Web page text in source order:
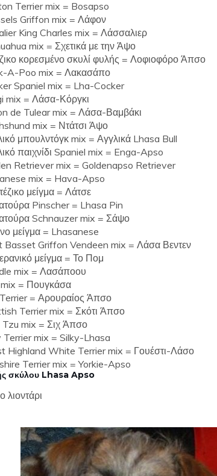
Terrier mix = Bosapso
Griffon mix = Λάφον
King Charles mix = Λάσσαλιερ
mix = Σχετικά με την Άψο
κορεσμένο σκυλί φυλής = Λοφιοφόρο Άπσο
A-Poo mix = Λακασάπο
Spaniel mix = Lha-Cocker
mix = Λάσα-Κόργκι
de Tulear mix = Λάσα-Βαμβάκι
mix = Ντάτσι Άψο
μπουλντόγκ mix = Αγγλικά Lhasa Bull
παιχνίδι Spaniel mix = Enga-Apso
Retriever mix = Goldenapso Retriever
mix = Hava-Apso
μείγμα = Λάτσε
Pinscher = Lhasa Pin
Schnauzer mix = Σάψο
μείγμα = Lhasanese
Griffon Vendeen mix = Λάσα Βεντεν
μείγμα = Το Πομ
mix = Λασάποου
= Πουγκάσα
= Αρουραίος Άπσο
Terrier mix = Σκότι Άπσο
mix = Σιχ Άπσο
mix = Silky-Lhasa
Highland White Terrier mix = Γουέστι-Λάσο
Terrier mix = Yorkie-Apso
σκύλου Lhasa Apso
λιοντάρι